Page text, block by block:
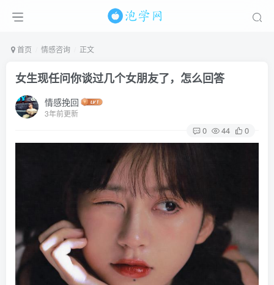
首页 情感咨询 正文
女生现任问你谈过几个女朋友了，怎么回答
情感挽回
3年前更新
0 44 0